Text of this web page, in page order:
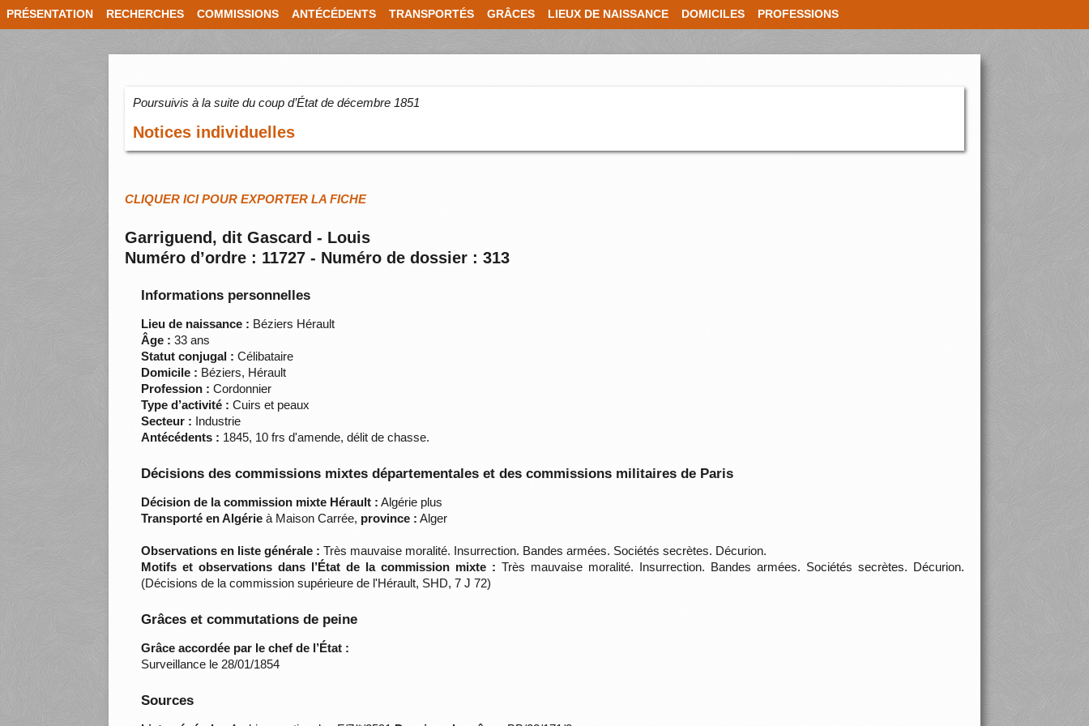
PRÉSENTATION RECHERCHES COMMISSIONS ANTÉCÉDENTS TRANSPORTÉS GRÂCES LIEUX DE NAISSANCE DOMICILES PROFESSIONS
Poursuivis à la suite du coup d’État de décembre 1851
Notices individuelles
CLIQUER ICI POUR EXPORTER LA FICHE
Garriguend, dit Gascard - Louis
Numéro d’ordre : 11727 - Numéro de dossier : 313
Informations personnelles
Lieu de naissance : Béziers Hérault
Âge : 33 ans
Statut conjugal : Célibataire
Domicile : Béziers, Hérault
Profession : Cordonnier
Type d’activité : Cuirs et peaux
Secteur : Industrie
Antécédents : 1845, 10 frs d'amende, délit de chasse.
Décisions des commissions mixtes départementales et des commissions militaires de Paris
Décision de la commission mixte Hérault : Algérie plus
Transporté en Algérie à Maison Carrée, province : Alger
Observations en liste générale : Très mauvaise moralité. Insurrection. Bandes armées. Sociétés secrètes. Décurion.
Motifs et observations dans l’État de la commission mixte : Très mauvaise moralité. Insurrection. Bandes armées. Sociétés secrètes. Décurion.
(Décisions de la commission supérieure de l'Hérault, SHD, 7 J 72)
Grâces et commutations de peine
Grâce accordée par le chef de l’État :
Surveillance le 28/01/1854
Sources